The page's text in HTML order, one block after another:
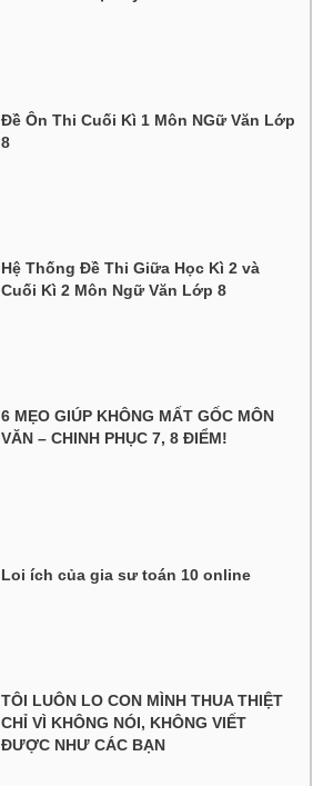
Đề Ôn Thi Cuối Kì 1 Môn NGữ Văn Lớp
8
Hệ Thống Đề Thi Giữa Học Kì 2 và
Cuối Kì 2 Môn Ngữ Văn Lớp 8
6 MẸO GIÚP KHÔNG MẤT GỐC MÔN
VĂN – CHINH PHỤC 7, 8 ĐIỂM!
Loi ích của gia sư toán 10 online
TÔI LUÔN LO CON MÌNH THUA THIỆT
CHỈ VÌ KHÔNG NÓI, KHÔNG VIẾT
ĐƯỢC NHƯ CÁC BẠN